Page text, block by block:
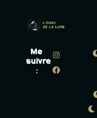
Me
suivre
: